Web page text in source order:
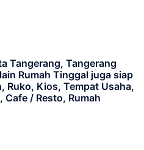
Tangerang, Tangerang
Rumah Tinggal juga siap
Ruko, Kios, Tempat Usaha,
/ Resto, Rumah